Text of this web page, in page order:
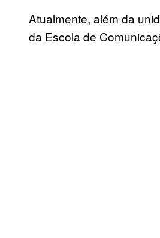
Atualmente, além da
da Escola de